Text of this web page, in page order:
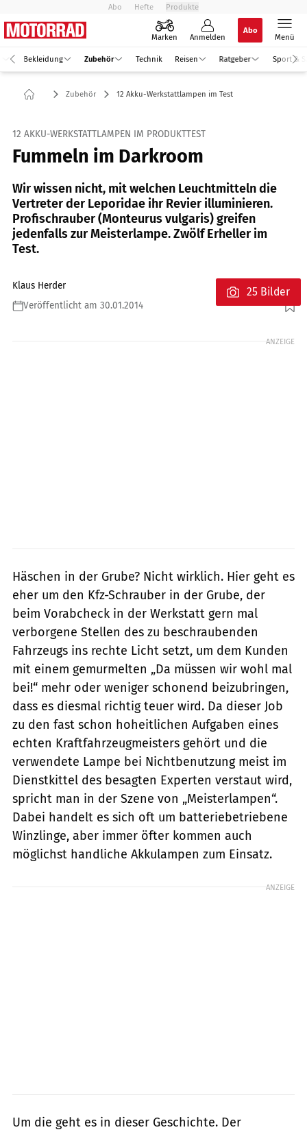
Abo Hefte Produkte
Marken Anmelden
Abo
Menü
Bekleidung Zubehör Technik Reisen Ratgeber Sport &
Zubehör 12 Akku-Werkstattlampen im Test
12 AKKU-WERKSTATTLAMPEN IM PRODUKTTEST
Fummeln im Darkroom
Wir wissen nicht, mit welchen Leuchtmitteln die
Vertreter der Leporidae ihr Revier illuminieren.
Profischrauber (Monteurus vulgaris) greifen
jedenfalls zur Meisterlampe. Zwölf Erheller im
Test.
Klaus Herder
Veröffentlicht am 30.01.2014
Foto: fotolia, MRD
25 Bilder
ANZEIGE
Häschen in der Grube? Nicht wirklich. Hier geht es
eher um den Kfz-Schrauber in der Grube, der
beim Vorabcheck in der Werkstatt gern mal
verborgene Stellen des zu beschraubenden
Fahrzeugs ins rechte Licht setzt, um dem Kunden
mit einem gemurmelten „Da müssen wir wohl mal
bei!“ mehr oder weniger schonend beizubringen,
dass es diesmal richtig teuer wird. Da dieser Job
zu den fast schon hoheitlichen Aufgaben eines
echten Kraftfahrzeugmeisters gehört und die
verwendete Lampe bei Nichtbenutzung meist im
Dienstkittel des besagten Experten verstaut wird,
spricht man in der Szene von „Meisterlampen“.
Dabei handelt es sich oft um batteriebetriebene
Winzlinge, aber immer öfter kommen auch
möglichst handliche Akkulampen zum Einsatz.
ANZEIGE
Um die geht es in dieser Geschichte. Der